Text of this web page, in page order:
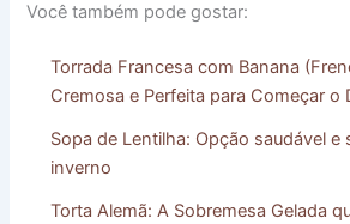
Você também pode gostar:
Torrada Francesa com Banana
Cremosa e Perfeita para Começar o
Sopa de Lentilha: Opção saudável e
inverno
Torta Alemã: A Sobremesa Gelada